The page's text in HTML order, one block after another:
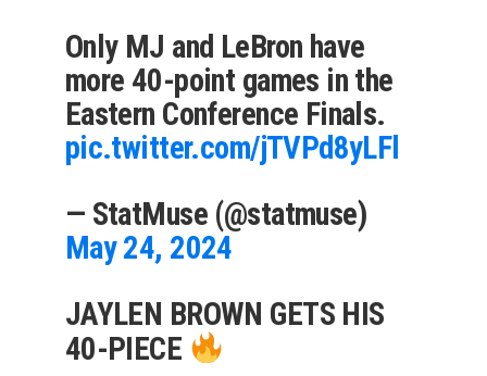
Only MJ and LeBron have
more 40-point games in the
Eastern Conference Finals.
pic.twitter.com/jTVPd8yLFl
— StatMuse (@statmuse)
May 24, 2024
JAYLEN BROWN GETS HIS
40-PIECE